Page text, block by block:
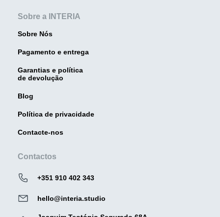
Sobre a INTERIA
Sobre Nós
Pagamento e entrega
Garantias e política
de devolução
Blog
Política de privacidade
Contacte-nos
Contactos
+351 910 402 343
hello@interia.studio